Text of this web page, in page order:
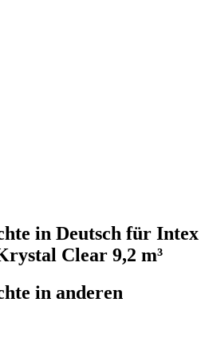
in Deutsch für Intex
Clear 9,2 m³
in anderen